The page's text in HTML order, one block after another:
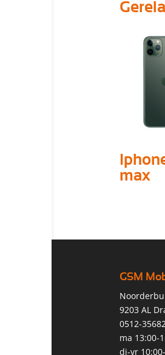
max
GSM
9203 AL
0512-
ma 13:00-
di-vr